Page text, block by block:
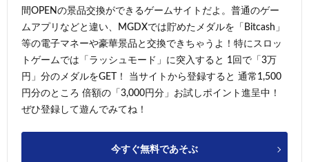
間OPENの景品交換ができるゲームサイトだよ。普通のゲー
ムアプリなどと違い、MGDXでは貯めたメダルを「Bitcash」
等の電子マネーや豪華景品と交換できちゃうよ！特にスロッ
トゲームでは「ラッシュモード」に突入すると 1回で「3万
円」分のメダルをGET！ 当サイトから登録すると 通常1,500
円分のところ 倍額の「3,000円分」お試しポイント進呈中！
ぜひ登録して遊んでみてね！
今すぐ無料であそぶ